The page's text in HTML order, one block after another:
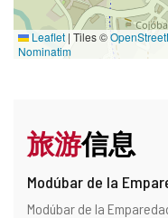
Leaflet | Tiles ©
Nominatim
旅游信息
Modúbar de la
地
邮
Modúbar de la